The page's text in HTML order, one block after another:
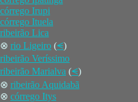
córrego Irupi
córrego Ituela
ribeirão Lica
⊗ rio Ligeiro (⪪)
ribeirão Veríssimo
ribeirão Marialva (⪪)
⊗ ribeirão Aquidabã
⊗ córrego Itys